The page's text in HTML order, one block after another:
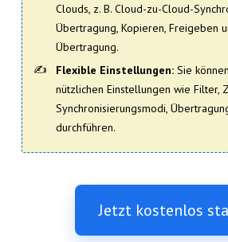
Clouds, z. B. Cloud-zu-Cloud-
Übertragung, Kopieren, Freigeben
Übertragung.
Flexible Einstellungen: Sie
nützlichen Einstellungen wie Filter,
Synchronisierungsmodi,
durchführen.
Jetzt kostenlos